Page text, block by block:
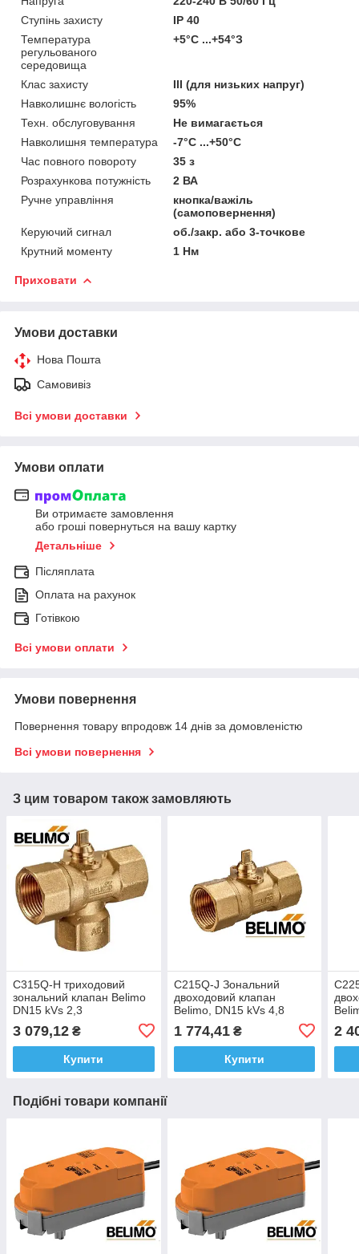
Ступінь захисту
IP 40
Температура
регульованого
середовища
+5°С ...+54°З
Клас захисту
III (для низьких напруг)
Навколишнє вологість
95%
Техн. обслуговування
Не вимагається
Навколишня температура
-7°С ...+50°С
Час повного повороту
35 з
Розрахункова потужність
2 ВА
Ручне управління
кнопка/важіль
(самоповернення)
Керуючий сигнал
об./закр. або 3-точкове
Крутний моменту
1 Нм
Приховати
Умови доставки
Нова Пошта
Самовивіз
Всі умови доставки
Умови оплати
Ви отримаєте замовлення
або гроші повернуться на вашу картку
Детальніше
Післяплата
Оплата на рахунок
Готівкою
Всі умови оплати
Умови повернення
Повернення товару впродовж 14 днів за домовленістю
Всі умови повернення
З цим товаром також замовляють
C315Q-H триходовий
зональний клапан Belimo
DN15 kVs 2,3
3 079,12 ₴
Купити
C215Q-J Зональний
двоходовий клапан
Belimo, DN15 kVs 4,8
1 774,41₴
Купити
2
Подібні товари компанії